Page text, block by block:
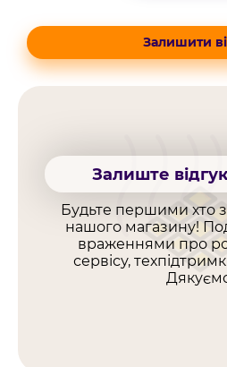
Залишити
Залиште
Будьте першими хто
нашого магазину!
враженнями про
сервісу,